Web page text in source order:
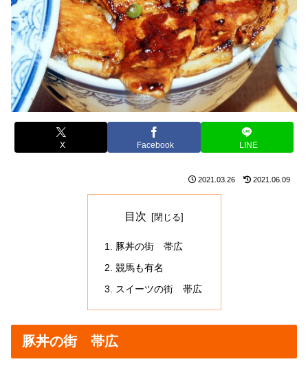
X Facebook LINE
2021.03.26 2021.06.09
目次
豚丼の街 帯広
競馬も有名
スイーツの街 帯広
豚丼の街 帯広